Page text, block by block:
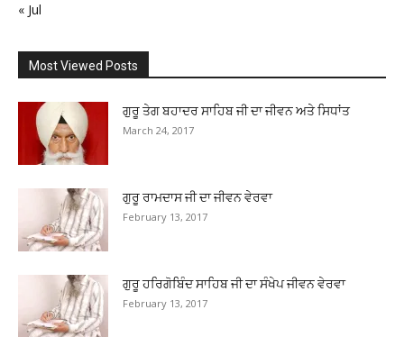
« Jul
Most Viewed Posts
ਗੁਰੂ ਤੇਗ ਬਹਾਦਰ ਸਾਹਿਬ ਜੀ ਦਾ ਜੀਵਨ ਅਤੇ ਸਿਧਾਂਤ
March 24, 2017
ਗੁਰੂ ਰਾਮਦਾਸ ਜੀ ਦਾ ਜੀਵਨ ਵੇਰਵਾ
February 13, 2017
ਗੁਰੂ ਹਰਿਗੋਬਿੰਦ ਸਾਹਿਬ ਜੀ ਦਾ ਸੰਖੇਪ ਜੀਵਨ ਵੇਰਵਾ
February 13, 2017